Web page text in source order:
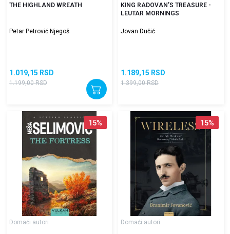
THE HIGHLAND WREATH
Petar Petrović Njegoš
1.019,15 RSD
1.199,00 RSD
KING RADOVAN’S TREASURE -
LEUTAR MORNINGS
Jovan Dučić
1.189,15 RSD
1.399,00 RSD
15%
Domaći autori
15%
Domaći autori